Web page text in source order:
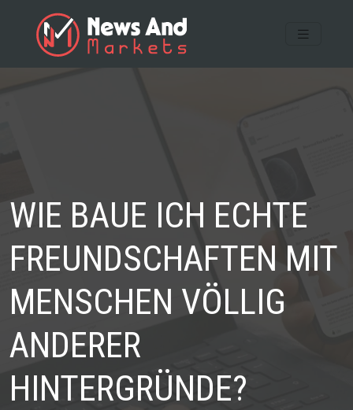
WIE BAUE ICH ECHTE
FREUNDSCHAFTEN MIT
MENSCHEN VÖLLIG
ANDERER
HINTERGRÜNDE?